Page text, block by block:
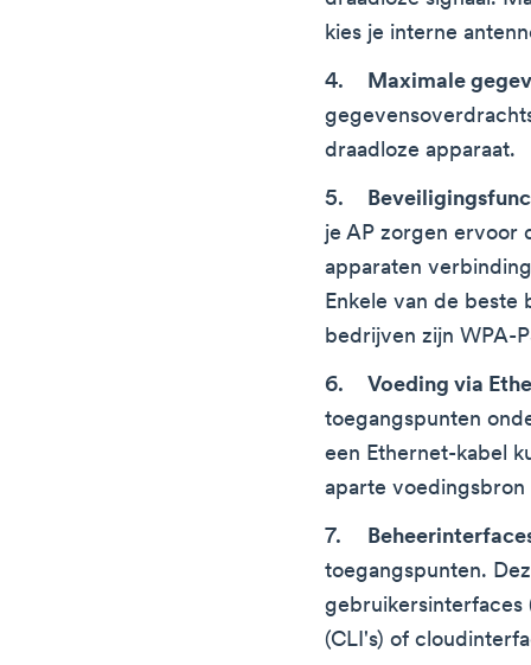
kies je interne
Maximale
draadloze apparaat.
je AP zorgen ervoor
apparaten
Enkele van de beste
bedrijven zijn WPA-
Voeding via
toegangspunten
een Ethernet-kabel
aparte
toegangspunten.
gebruikersinterfaces
(CLI's) of